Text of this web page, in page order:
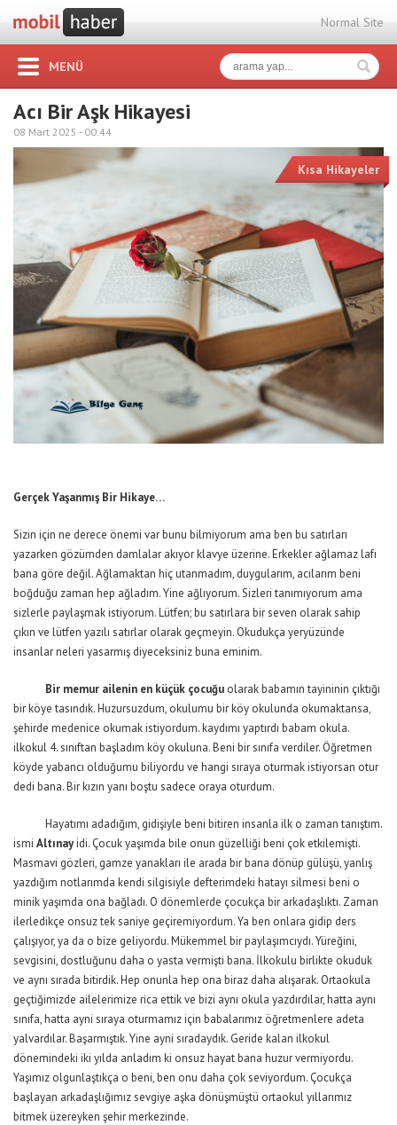
Normal Site
MENÜ
Acı Bir Aşk Hikayesi
08 Mart 2025 - 00:44
Kısa Hikayeler
Gerçek Yaşanmış Bir Hikaye…
Sizin için ne derece önemi var bunu bilmiyorum ama ben bu satırları
yazarken gözümden damlalar akıyor klavye üzerine. Erkekler ağlamaz lafı
bana göre değil. Ağlamaktan hiç utanmadım, duygularım, acılarım beni
boğduğu zaman hep ağladım. Yine ağlıyorum. Sizleri tanımıyorum ama
sizlerle paylaşmak istiyorum. Lütfen; bu satırlara bir seven olarak sahip
çıkın ve lütfen yazılı satırlar olarak geçmeyin. Okudukça yeryüzünde
insanlar neleri yasarmış diyeceksiniz buna eminim.
Bir memur ailenin en küçük çocuğu olarak babamın tayininin çıktığı
bir köye tasındık. Huzursuzdum, okulumu bir köy okulunda okumaktansa,
şehirde medenice okumak istiyordum. kaydımı yaptırdı babam okula.
ilkokul 4. sınıftan başladım köy okuluna. Beni bir sınıfa verdiler. Öğretmen
köyde yabancı olduğumu biliyordu ve hangi sıraya oturmak istiyorsan otur
dedi bana. Bir kızın yanı boştu sadece oraya oturdum.
Hayatımı adadığım, gidişiyle beni bitiren insanla ilk o zaman tanıştım.
ismi Altınayidi. Çocuk yaşımda bile onun güzelliği beni çok etkilemişti.
Masmavi gözleri, gamze yanakları ile arada bir bana dönüp gülüşü, yanlış
yazdığım notlarımda kendi silgisiyle defterimdeki hatayı silmesi beni o
minik yaşımda ona bağladı. O dönemlerde çocukça bir arkadaşlıktı. Zaman
ilerledikçe onsuz tek saniye geçiremiyordum. Ya ben onlara gidip ders
çalışıyor, ya da o bize geliyordu. Mükemmel bir paylaşımcıydı. Yüreğini,
sevgisini, dostluğunu daha o yasta vermişti bana. İlkokulu birlikte okuduk
ve aynı sırada bitirdik. Hep onunla hep ona biraz daha alışarak. Ortaokula
geçtiğimizde ailelerimize rica ettik ve bizi aynı okula yazdırdılar, hatta aynı
sınıfa, hatta ayni sıraya oturmamız için babalarımız öğretmenlere adeta
yalvardılar. Başarmıştık. Yine ayni sıradaydık. Geride kalan ilkokul
dönemindeki iki yılda anladım ki onsuz hayat bana huzur vermiyordu.
Yaşımız olgunlaştıkça o beni, ben onu daha çok seviyordum. Çocukça
başlayan arkadaşlığımız sevgiye aşka dönüşmüştü ortaokul yıllarımız
bitmek üzereyken şehir merkezinde.